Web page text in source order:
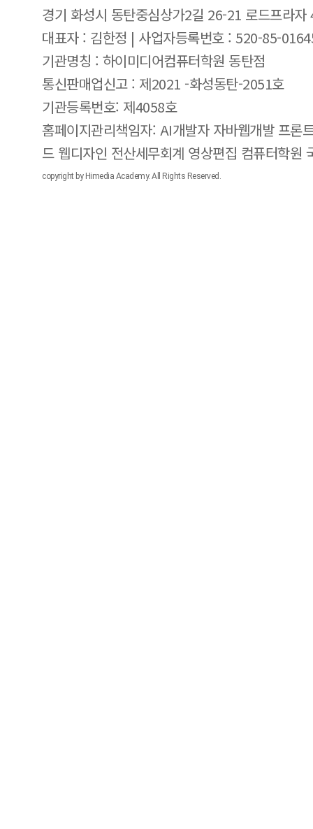
경기 화성시 동탄중심상가2길 26-21 로드프라자
대표자 : 김한정 | 사업자등록번호 : 520-85-
기관명칭 : 하이미디어컴퓨터학원 동탄점
통신판매업신고 : 제2021 -화성동탄-2051호
기관등록번호: 제4058호
홈페이지관리책임자: AI개발자 자바웹개발 프론
드 웹디자인 전산세무회계 영상편집 컴퓨터학원
copyright by Himedia Academy. All Rights Reserved.